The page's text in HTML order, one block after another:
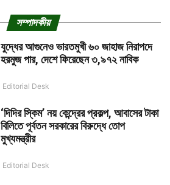
সম্পাদকীয়
যুদ্ধের আগুনেও ভারতমুখী ৬০ জাহাজ নিরাপদে
হরমুজ পার, দেশে ফিরেছেন ৩,৯৭২ নাবিক
Editorial Desk
‘দিদির স্কিম’ নয় কেন্দ্রের প্রকল্প, আবাসের টাকা
বিলিতে পূর্বতন সরকারের বিরুদ্ধে তোপ
মুখ্যমন্ত্রীর
Editorial Desk